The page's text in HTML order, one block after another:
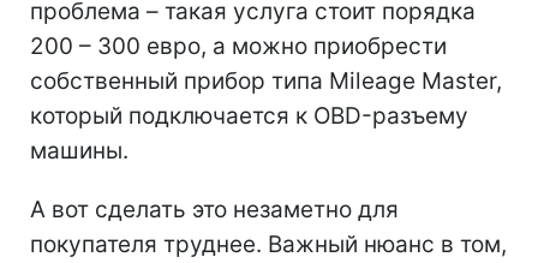
проблема – такая услуга стоит порядка
200 – 300 евро, а можно приобрести
собственный прибор типа Mileage Master,
который подключается к OBD-разъему
машины.
А вот сделать это незаметно для
покупателя труднее. Важный нюанс в том,